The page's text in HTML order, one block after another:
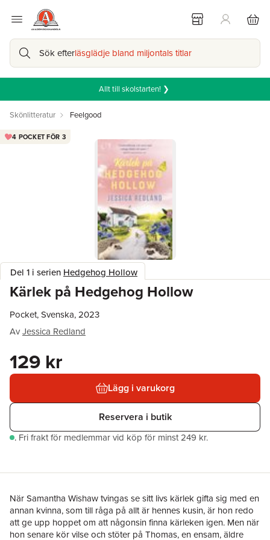
Sök efterläsglädje bland miljontals titlar
Allt till skolstarten! ❯
Skönlitteratur Feelgood
Del 1 i serien Hedgehog Hollow
Kärlek på Hedgehog Hollow
4 POCKET FÖR 3
Pocket, Svenska, 2023
AvJessica Redland
129 kr
Lägg i varukorg
Reservera i butik
. Fri frakt för medlemmar vid köp för minst 249 kr.
När Samantha Wishaw tvingas se sitt livs kärlek gifta sig med en
annan kvinna, som till råga på allt är hennes kusin, är hon redo
att ge upp hoppet om att någonsin finna kärleken igen. Men när
hon senare kör vilse och stöter på Thomas, en ensam, äldre